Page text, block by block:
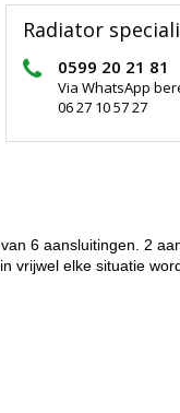
Radiator
0599 20 21 81
Via WhatsApp
06 27 10 57 27
6 aansluitingen. 2
vrijwel elke situatie